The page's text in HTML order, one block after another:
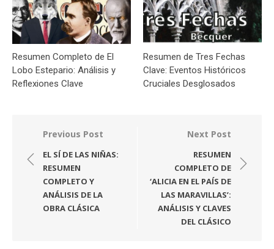
Resumen Completo de El
Lobo Estepario: Análisis y
Reflexiones Clave
Resumen de Tres Fechas
Clave: Eventos Históricos
Cruciales Desglosados
Navegación
de
entradas
Previous Post
EL SÍ DE LAS NIÑAS:
RESUMEN
COMPLETO Y
ANÁLISIS DE LA
OBRA CLÁSICA
Next Post
RESUMEN
COMPLETO DE
‘ALICIA EN EL PAÍS DE
LAS MARAVILLAS’:
ANÁLISIS Y CLAVES
DEL CLÁSICO